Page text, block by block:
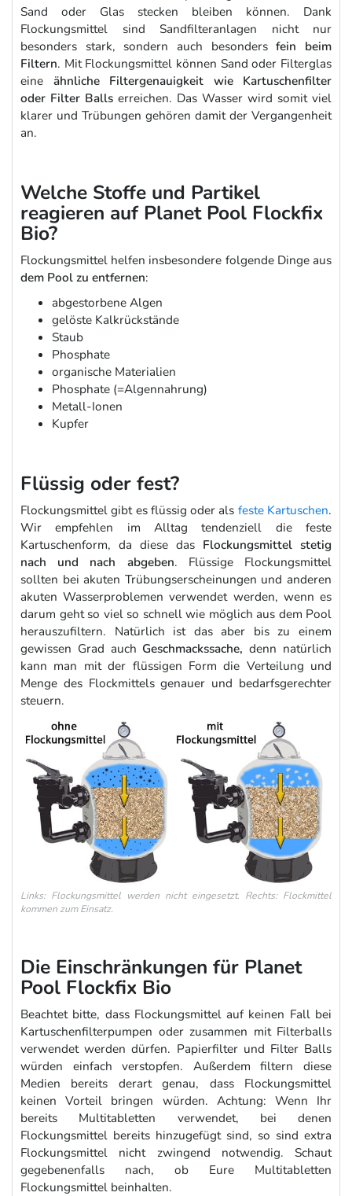
Sand oder Glas stecken bleiben können. Dank
Flockungsmittel sind Sandfilteranlagen nicht nur
besonders stark, sondern auch besondersfein beim
Filtern. Mit Flockungsmittel können Sand oder Filterglas
eine ähnliche Filtergenauigkeit wie Kartuschenfilter
oder Filter Balls erreichen. Das Wasser wird somit viel
klarer und Trübungen gehören damit der Vergangenheit
an.
Welche Stoffe und Partikel
reagieren auf Planet Pool Flockfix
Bio?
Flockungsmittel helfen insbesondere folgende Dinge aus
dem Pool zu entfernen:
abgestorbene Algen
gelöste Kalkrückstände
Staub
Phosphate
organische Materialien
Phosphate (=Algennahrung)
Metall-Ionen
Kupfer
Flüssig oder fest?
Flockungsmittel gibt es flüssig oder als feste Kartuschen.
Wir empfehlen im Alltag tendenziell die feste
Kartuschenform, da diese das Flockungsmittel stetig
nach und nach abgeben. Flüssige Flockungsmittel
sollten bei akuten Trübungserscheinungen und anderen
akuten Wasserproblemen verwendet werden, wenn es
darum geht so viel so schnell wie möglich aus dem Pool
herauszufiltern. Natürlich ist das aber bis zu einem
gewissen Grad auch Geschmackssache,denn natürlich
kann man mit der flüssigen Form die Verteilung und
Menge des Flockmittels genauer und bedarfsgerechter
steuern.
Links: Flockungsmittel werden nicht eingesetzt. Rechts: Flockmittel
kommen zum Einsatz.
Die Einschränkungen für Planet
Pool Flockfix Bio
Beachtet bitte, dass Flockungsmittel auf keinen Fall bei
Kartuschenfilterpumpen oder zusammen mit Filterballs
verwendet werden dürfen. Papierfilter und Filter Balls
würden einfach verstopfen. Außerdem filtern diese
Medien bereits derart genau, dass Flockungsmittel
keinen Vorteil bringen würden. Achtung: Wenn Ihr
bereits Multitabletten verwendet, bei denen
Flockungsmittel bereits hinzugefügt sind, so sind extra
Flockungsmittel nicht zwingend notwendig. Schaut
gegebenenfalls nach, ob Eure Multitabletten
Flockungsmittel beinhalten.